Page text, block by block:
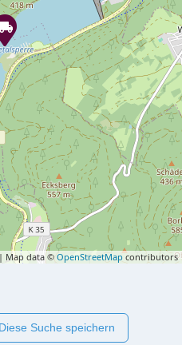
| Map data © OpenStreetMap contributors
Suche speichern